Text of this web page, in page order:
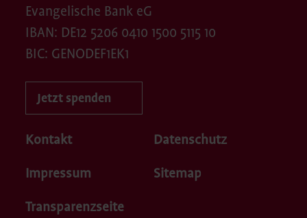
Kontakt Datenschutz
Impressum Sitemap
Transparenzseite
Evangelische Bank eG
IBAN: DE12 5206 0410 1500 5115 10
BIC: GENODEF1EK1
Jetzt spenden